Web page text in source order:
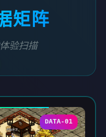
矩阵
验扫描
DATA-01